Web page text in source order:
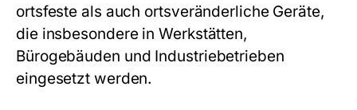
ortsfeste als auch ortsveränderliche Geräte,
die insbesondere in Werkstätten,
Bürogebäuden und Industriebetrieben
eingesetzt werden.